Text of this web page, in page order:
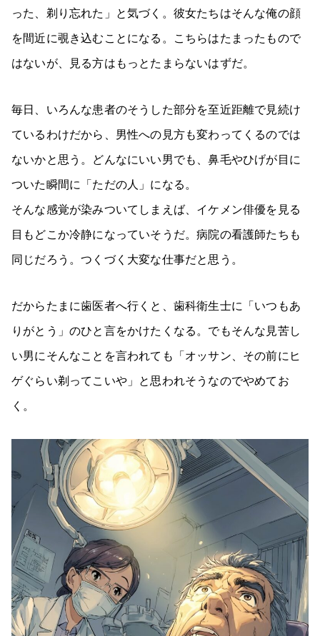
った、剃り忘れた」と気づく。彼女たちはそんな俺の顔
を間近に覗き込むことになる。こちらはたまったもので
はないが、見る方はもっとたまらないはずだ。
毎日、いろんな患者のそうした部分を至近距離で見続け
ているわけだから、男性への見方も変わってくるのでは
ないかと思う。どんなにいい男でも、鼻毛やひげが目に
ついた瞬間に「ただの人」になる。
そんな感覚が染みついてしまえば、イケメン俳優を見る
目もどこか冷静になっていそうだ。病院の看護師たちも
同じだろう。つくづく大変な仕事だと思う。
だからたまに歯医者へ行くと、歯科衛生士に「いつもあ
りがとう」のひと言をかけたくなる。でもそんな見苦し
い男にそんなことを言われても「オッサン、その前にヒ
ゲぐらい剃ってこいや」と思われそうなのでやめてお
く。